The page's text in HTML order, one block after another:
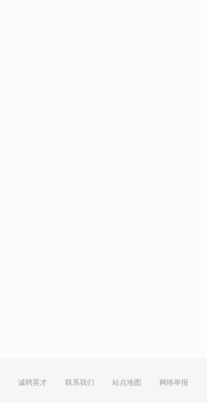
诚聘英才 联系我们 站点地图 网络举报